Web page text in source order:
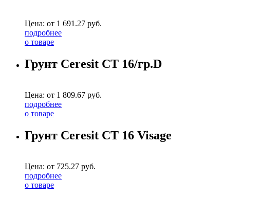
Цена: от 1 691.27 руб.
подробнее
о товаре
Грунт Ceresit СТ 16/гр.D
Цена: от 1 809.67 руб.
подробнее
о товаре
Грунт Ceresit CT 16 Visage
Цена: от 725.27 руб.
подробнее
о товаре